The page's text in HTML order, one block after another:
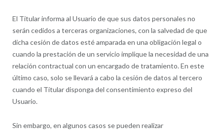
El Titular informa al Usuario de que sus datos personales no
serán cedidos a terceras organizaciones, con la salvedad de que
dicha cesión de datos esté amparada en una obligación legal o
cuando la prestación de un servicio implique la necesidad de una
relación contractual con un encargado de tratamiento. En este
último caso, solo se llevará a cabo la cesión de datos al tercero
cuando el Titular disponga del consentimiento expreso del
Usuario.
Sin embargo, en algunos casos se pueden realizar